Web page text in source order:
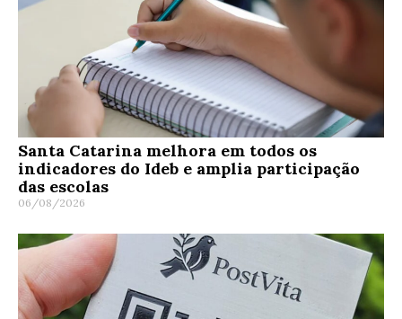
Santa Catarina melhora em todos os
indicadores do Ideb e amplia participação
das escolas
06/08/2026